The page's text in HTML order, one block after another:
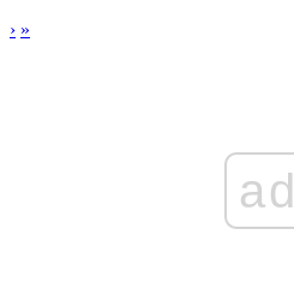
› »
ad